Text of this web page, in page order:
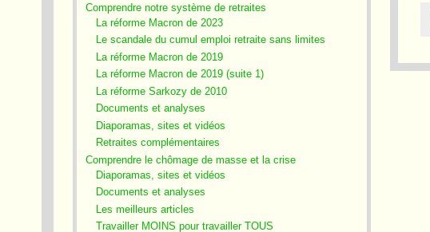
Comprendre notre système de retraites
La réforme Macron de 2023
Le scandale du cumul emploi retraite sans limites
La réforme Macron de 2019
La réforme Macron de 2019 (suite 1)
La réforme Sarkozy de 2010
Documents et analyses
Diaporamas, sites et vidéos
Retraites complémentaires
Comprendre le chômage de masse et la crise
Diaporamas, sites et vidéos
Documents et analyses
Les meilleurs articles
Travailler MOINS pour travailler TOUS